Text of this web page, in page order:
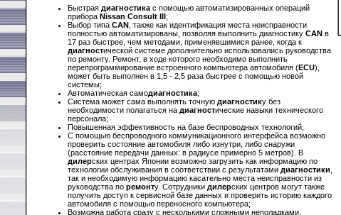
Быстрая диагностика с помощью автоматизированных операций
прибора Nissan Consult III ;
Выбор типа CAN
, также как идентификация места неисправности
полностью автоматизированы, позволяя выполнить диагностику CAN в
17 раз быстрее, чем методами, применявшимися ранее, когда к
диагностической системе дополнительно использовались руководства
по ремонту. Ремонт, в ходе которого необходимо выполнить
перепрограммирование встроенного компьютера автомобиля (ECU),
может быть выполнен в 1,5 - 2,5 раза быстрее с помощью новой
системы;
Автоматическая самодиагностика;
Система может сама выполнять точную диагностику без
необходимости полагаться на диагностические навыки технического
персонала;
Повышенная эффективность на базе беспроводных технологий;
С помощью беспроводного коммуникационного интерфейса возможно
проверить состояние автомобиля либо изнутри, либо снаружи
(расстояние передачи данных: в радиусе примерно 5 метров). В
дилерских центрах Японии возможно загрузить как информацию по
технологии обслуживания в соответствии с результатами диагностики
так и необходимую информацию касательно места неисправности из
руководства по ремонту. Сотрудники дилерских центров могут также
получить доступ к сервисной базе данных и проверить историю каждого
автомобиля с помощью переносного компьютера;
Возможна работа сразу с несколькими сложными неполадками.